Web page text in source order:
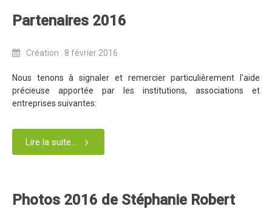
Programme 2023
Règlement 2023
Photos 2023
Blog 2022
Partenaires 2016
Création : 8 février 2016
Nous tenons à signaler et remercier particulièrement l'aide
précieuse apportée par les institutions, associations et
entreprises suivantes:
Lire la suite...
Photos 2016 de Stéphanie Robert